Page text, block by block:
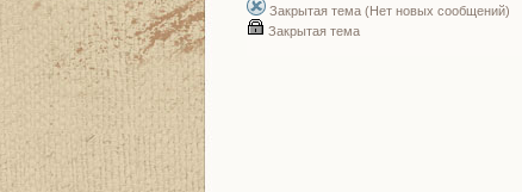
Закрытая тема (Нет новых сообщений)
Закрытая тема